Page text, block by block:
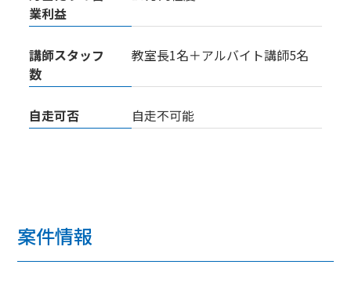
業利益
講師スタッフ
数
教室長1名＋アルバイト講師5名
自走可否 自走不可能
案件情報